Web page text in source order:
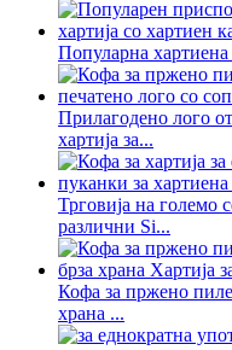
Популарна
Прилагодено лого
хартија за...
Трговија на големо
различни Si...
Кофа за пржено
храна ...